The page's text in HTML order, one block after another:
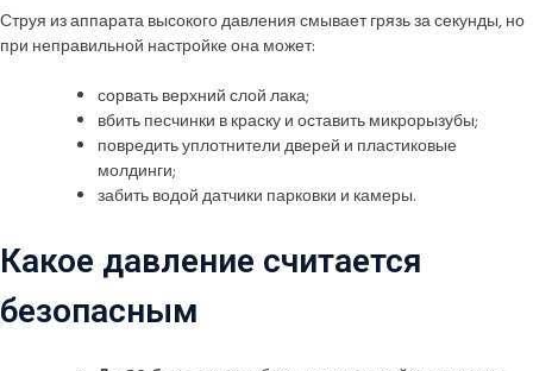
Струя из аппарата высокого давления смывает грязь за секунды, но
при неправильной настройке она может:
сорвать верхний слой лака;
вбить песчинки в краску и оставить микрорызубы;
повредить уплотнители дверей и пластиковые
молдинги;
забить водой датчики парковки и камеры.
Какое давление считается
безопасным